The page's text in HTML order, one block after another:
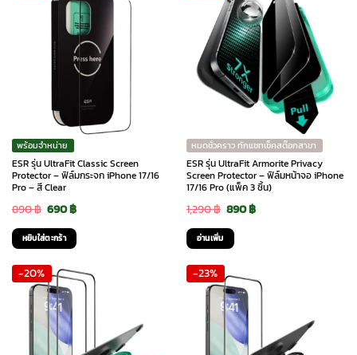
พร้อมจำหน่าย
ESR รุ่น UltraFit Classic Screen
Protector – ฟิล์มกระจก iPhone 17/16
Pro – สี Clear
890฿ Original
price
was:
890 ฿.
690฿Current
price
690 ฿.
หยิบใส่ตะกร้า
หมดชั่วคราว ทักแชทเช็คสต๊อกสาขา
ESR รุ่น UltraFit Armorite Privacy
Screen Protector – ฟิล์มหน้าจอ iPhone
17/16 Pro (แพ็ค 3 ชิ้น)
1,290฿ Original
price
was:
1,290 ฿.
890฿Current
890 ฿.
อ่านเพิ่ม
-20% -23%